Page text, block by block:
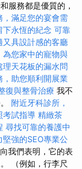
服務都是優質的，
滿足您的宴會需
下永恆的紀念 可靠
又具設計感的客廳
為您家中的寵物與
天花板的漏水問
助您順利開展業
復與整骨治療 我不
附近牙科診所，
考試指導 精緻茶
尋找可靠的養護中
堅強的SEO專業公
我們表明，它的表
（例如，行李尺